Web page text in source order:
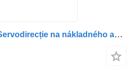
Hadica Țeavă de Ulei Servodirecție na nákladného auta Scania 1924461-11